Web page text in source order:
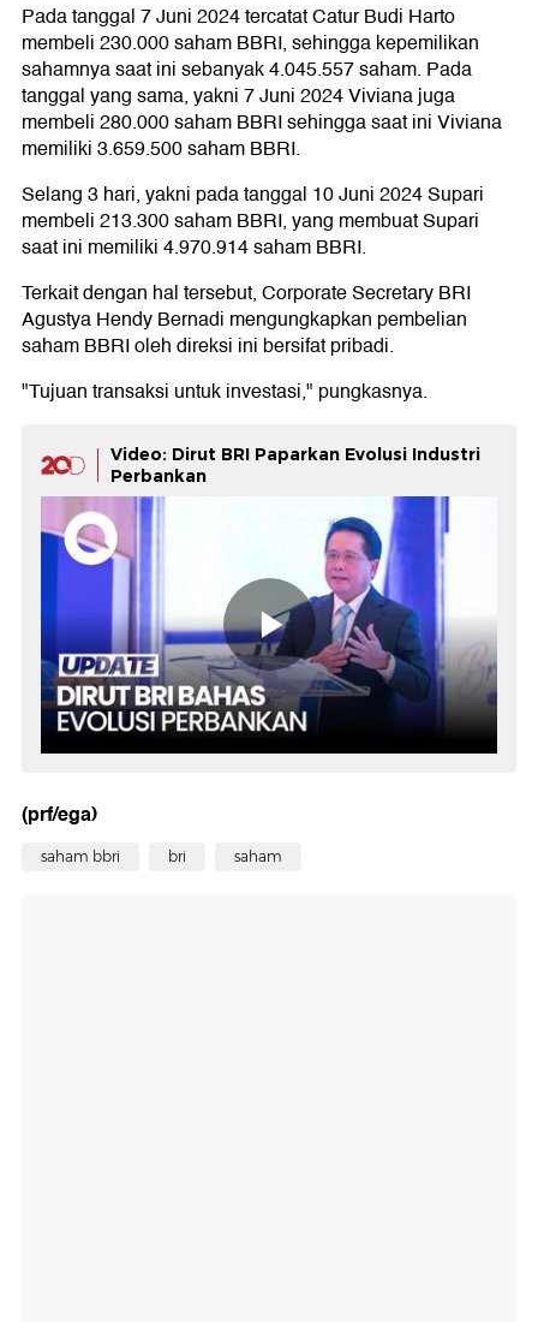
Pada tanggal 7 Juni 2024 tercatat Catur Budi Harto
membeli 230.000 saham BBRI, sehingga kepemilikan
sahamnya saat ini sebanyak 4.045.557 saham. Pada
tanggal yang sama, yakni 7 Juni 2024 Viviana juga
membeli 280.000 saham BBRI sehingga saat ini Viviana
memiliki 3.659.500 saham BBRI.
Selang 3 hari, yakni pada tanggal 10 Juni 2024 Supari
membeli 213.300 saham BBRI, yang membuat Supari
saat ini memiliki 4.970.914 saham BBRI.
Terkait dengan hal tersebut, Corporate Secretary BRI
Agustya Hendy Bernadi mengungkapkan pembelian
saham BBRI oleh direksi ini bersifat pribadi.
"Tujuan transaksi untuk investasi," pungkasnya.
Video: Dirut BRI Paparkan Evolusi Industri
Perbankan
(prf/ega)
saham bbri bri saham